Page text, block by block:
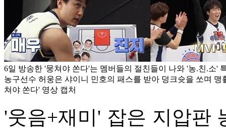
6일 방송한 '뭉쳐야 쏜다'는 멤버들의 절친들이 나와 '농.친.소'
농구선수 허웅은 샤이니 민호의 패스를 받아 덩크슛을 쏘며 맹
쳐야 쏜다' 영상 캡처
'웃음+재미' 잡은 지압판